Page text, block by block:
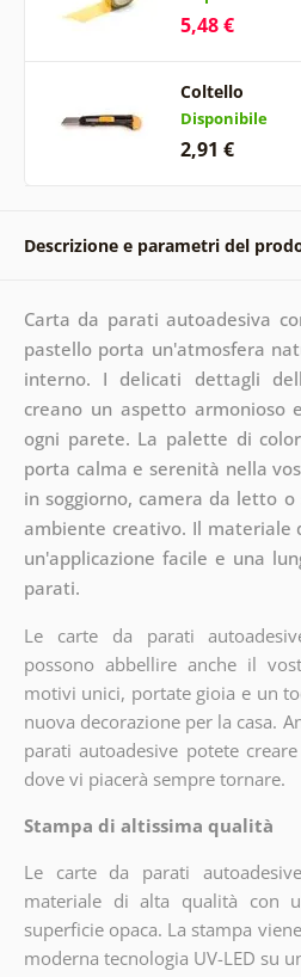
5,48 €
Coltello
Disponibile
2,91 €
Descrizione e parametri del
Carta da parati autoadesiva
pastello porta un'atmosfera
interno. I delicati dettagli
creano un aspetto armonioso
ogni parete. La palette di
porta calma e serenità nella
in soggiorno, camera da letto
ambiente creativo. Il materiale
un'applicazione facile e una
parati.
Le carte da parati
possono abbellire anche il
motivi unici, portate gioia e un
nuova decorazione per la casa.
parati autoadesive potete
dove vi piacerà sempre tornare.
Stampa di altissima qualità
Le carte da parati
materiale di alta qualità con
superficie opaca. La stampa
moderna tecnologia UV-LED su